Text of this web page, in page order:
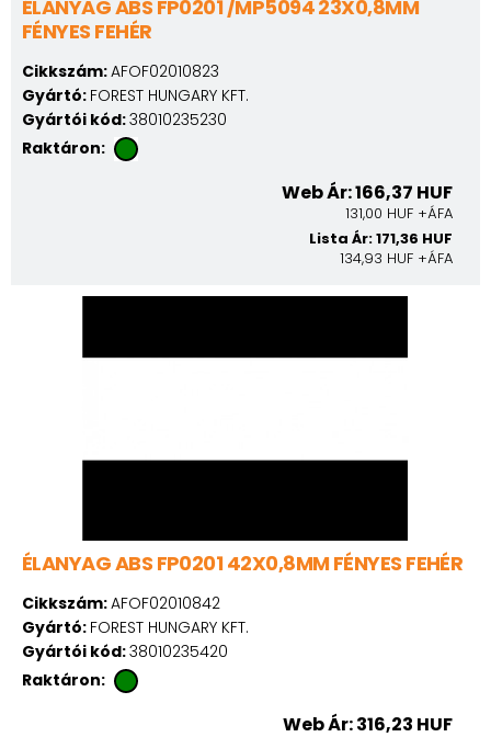
ÉLANYAG ABS FP0201 /MP5094 23X0,8MM
FÉNYES FEHÉR
Cikkszám:AFOF02010823
Gyártó: FOREST HUNGARY KFT.
Gyártói kód:38010235230
Raktáron:
Web Ár: 166,37 HUF
131,00 HUF +ÁFA
Lista Ár: 171,36 HUF
134,93 HUF +ÁFA
ÉLANYAG ABS FP0201 42X0,8MM FÉNYES FEHÉR
Cikkszám:AFOF02010842
Gyártó: FOREST HUNGARY KFT.
Gyártói kód:38010235420
Raktáron:
Web Ár: 316,23 HUF